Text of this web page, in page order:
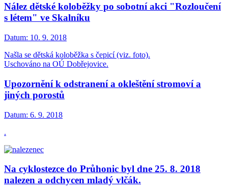
Nález dětské koloběžky po sobotní akci "Rozloučení
s létem" ve Skalníku
Datum: 10. 9. 2018
Našla se dětská koloběžka s čepicí (viz. foto).
Uschováno na OÚ Dobřejovice.
Upozornění k odstranení a okleštění stromoví a
jiných porostů
Datum: 6. 9. 2018
.
Na cyklostezce do Průhonic byl dne 25. 8. 2018
nalezen a odchycen mladý vlčák.